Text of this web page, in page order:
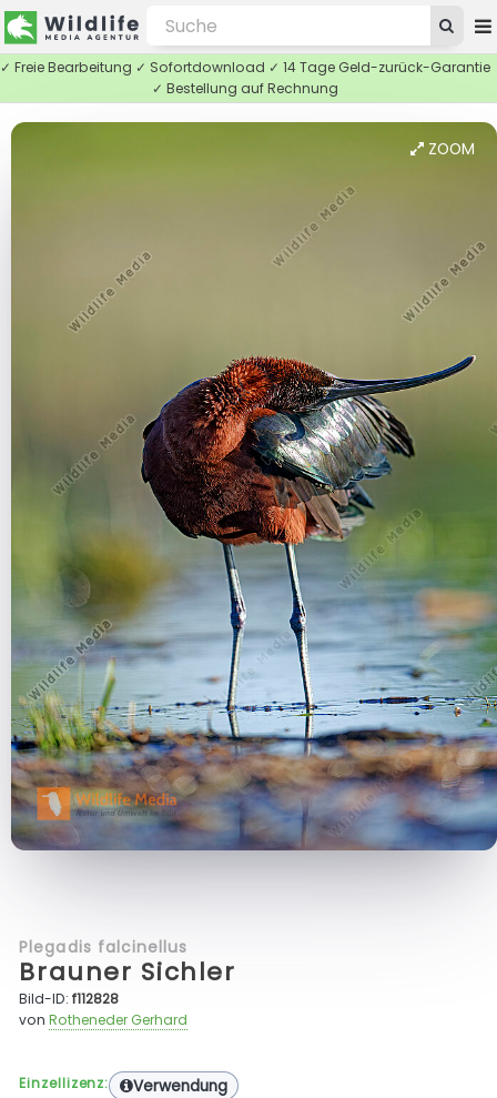
✓ Freie Bearbeitung ✓ Sofortdownload ✓ 14 Tage Geld-zurück-Garantie
✓ Bestellung auf Rechnung
ZOOM
Plegadis falcinellus
Brauner Sichler
Bild-ID:f112828
vonRotheneder Gerhard
Einzellizenz: Verwendung